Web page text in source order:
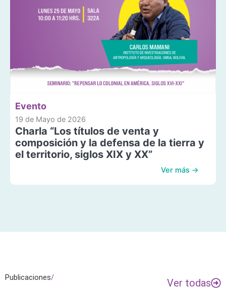
Evento
19 de Mayo de 2026
Charla “Los títulos de venta y
composición y la defensa de la tierra y
el territorio, siglos XIX y XX”
Ver más →
Publicaciones/ Ver todas